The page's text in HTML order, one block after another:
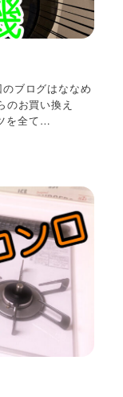
ブログはななめ
のお買い換え
を全て…